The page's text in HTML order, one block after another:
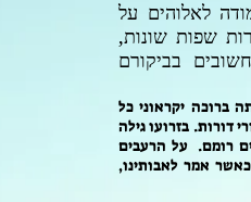
לאלוהים על
שפות שונות,
בביקורם
ברוכה יקראוני כל
דורות. בזרועו גילה
רומם. על הרעבים
אמר לאבותינו,